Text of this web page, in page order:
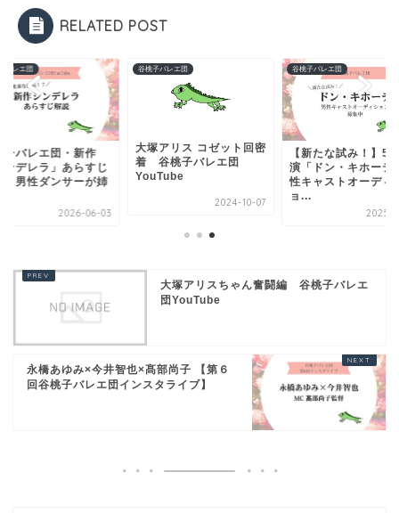
RELATED POST
バレエ団
子バレエ団・新作
ンデレラ」あらすじ
！男性ダンサーが姉
2026-06-03
谷桃子バレエ団
大塚アリス コゼット回密
着 谷桃子バレエ団
YouTube
2024-10-07
谷桃子バレエ団
【新たな試み！】5
演「ドン・キホーテ
性キャストオーディ
ョ...
2025-
大塚アリスちゃん奮闘編 谷桃子バレエ
団YouTube
永橋あゆみ×今井智也×髙部尚子 【第６
回谷桃子バレエ団インスタライブ】